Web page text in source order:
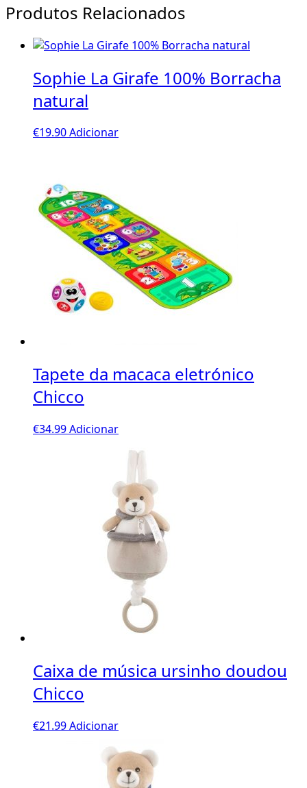
Produtos Relacionados
Sophie La Girafe 100% Borracha
natural
€19.90Adicionar
Tapete da macaca eletrónico
Chicco
€34.99Adicionar
Caixa de música ursinho doudou
Chicco
€21.99Adicionar